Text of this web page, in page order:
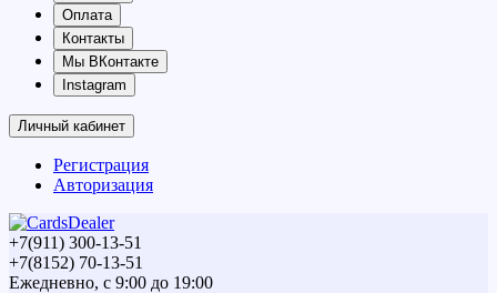
Оплата
Контакты
Мы ВКонтакте
Instagram
Личный кабинет
Регистрация
Авторизация
+7(911) 300-13-51
+7(8152) 70-13-51
Ежедневно, с 9:00 до 19:00